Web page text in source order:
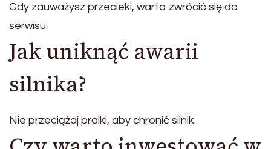
Gdy zauważysz przecieki, warto zwrócić się do
serwisu.
Jak uniknąć awarii
silnika?
Nie przeciążaj pralki, aby chronić silnik.